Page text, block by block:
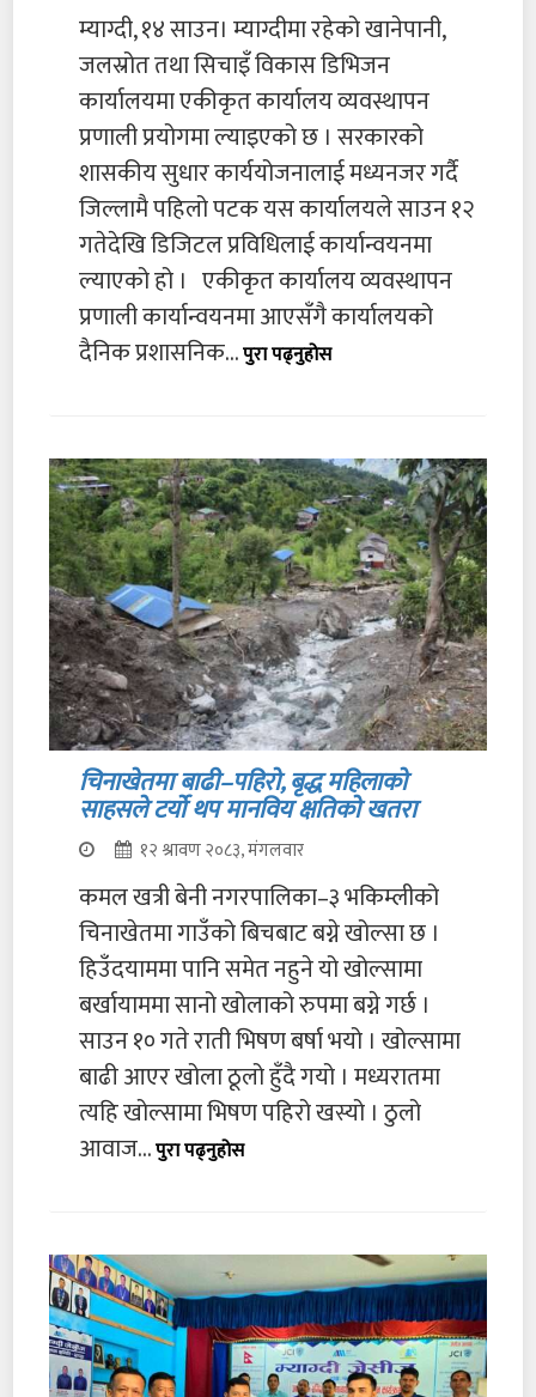
म्याग्दी, १४ साउन। म्याग्दीमा रहेको खानेपानी,
जलस्रोत तथा सिचाइँ विकास डिभिजन
कार्यालयमा एकीकृत कार्यालय व्यवस्थापन
प्रणाली प्रयोगमा ल्याइएको छ । सरकारको
शासकीय सुधार कार्ययोजनालाई मध्यनजर गर्दै
जिल्लामै पहिलो पटक यस कार्यालयले साउन १२
गतेदेखि डिजिटल प्रविधिलाई कार्यान्वयनमा
ल्याएको हो । एकीकृत कार्यालय व्यवस्थापन
प्रणाली कार्यान्वयनमा आएसँगै कार्यालयको
दैनिक प्रशासनिक...पुरा पढ्नुहोस
चिनाखेतमा बाढी–पहिरो, बृद्ध महिलाको
साहसले टर्यो थप मानविय क्षतिको खतरा
१२ श्रावण २०८३, मंगलवार
कमल खत्री बेनी नगरपालिका–३ भकिम्लीको
चिनाखेतमा गाउँको बिचबाट बग्ने खोल्सा छ ।
हिउँदयाममा पानि समेत नहुने यो खोल्सामा
बर्खायाममा सानो खोलाको रुपमा बग्ने गर्छ ।
साउन १० गते राती भिषण बर्षा भयो । खोल्सामा
बाढी आएर खोला ठूलो हुँदै गयो । मध्यरातमा
त्यहि खोल्सामा भिषण पहिरो खस्यो । ठुलो
आवाज...पुरा पढ्नुहोस